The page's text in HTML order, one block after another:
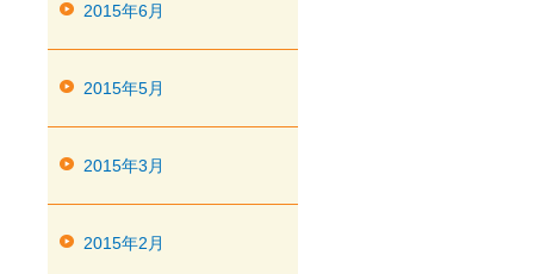
2015年6月
2015年5月
2015年3月
2015年2月